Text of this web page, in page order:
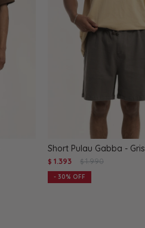
Short Pulau Gabba - Gris
$ 1.393 $ 1.990
30